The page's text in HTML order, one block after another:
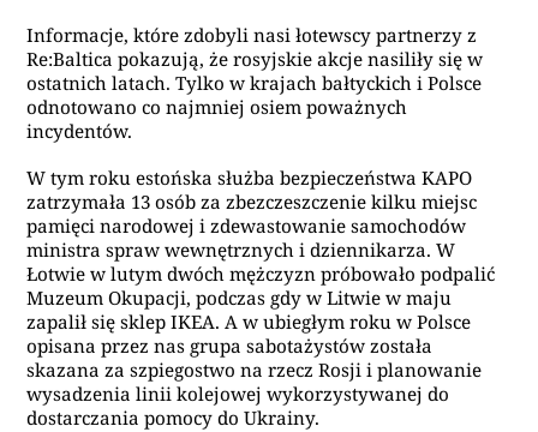
Informacje, które zdobyli nasi łotewscy partnerzy z
Re:Baltica pokazują, że rosyjskie akcje nasiliły się w
ostatnich latach. Tylko w krajach bałtyckich i Polsce
odnotowano co najmniej osiem poważnych
incydentów.
W tym roku estońska służba bezpieczeństwa KAPO
zatrzymała 13 osób za zbezczeszczenie kilku miejsc
pamięci narodowej i zdewastowanie samochodów
ministra spraw wewnętrznych i dziennikarza. W
Łotwie w lutym dwóch mężczyzn próbowało podpalić
Muzeum Okupacji, podczas gdy w Litwie w maju
zapalił się sklep IKEA. A w ubiegłym roku w Polsce
opisana przez nas grupa sabotażystów została
skazana za szpiegostwo na rzecz Rosji i planowanie
wysadzenia linii kolejowej wykorzystywanej do
dostarczania pomocy do Ukrainy.